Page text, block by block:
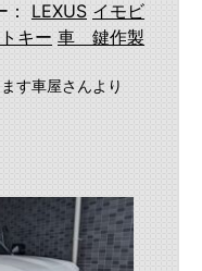
LEXUS イモビ
キー 車 鍵作製
す車屋さんより